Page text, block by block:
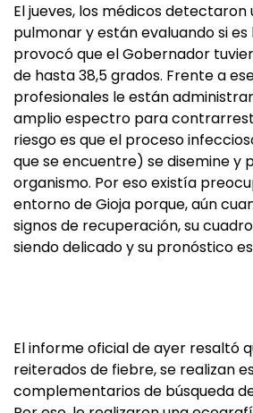
El jueves, los médicos
pulmonar y están evaluando si es
provocó que el Gobernador
de hasta 38,5 grados. Frente a
profesionales le están
amplio espectro para
riesgo es que el proceso
que se encuentre) se disemine y
organismo. Por eso existía
entorno de Gioja porque, aún
signos de recuperación, su
siendo delicado y su pronóstico
El informe oficial de ayer resaltó
reiterados de fiebre, se realizan
complementarios de búsqueda